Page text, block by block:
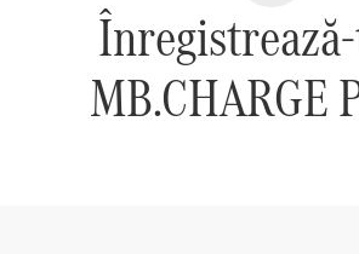
MB.CHARGE